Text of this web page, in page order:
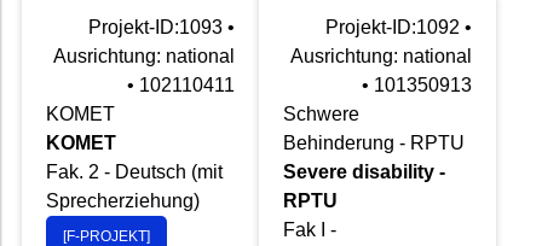
Projekt-ID:1093 •
Ausrichtung: national
• 102110411
KOMET
KOMET
Fak. 2 - Deutsch (mit
Sprecherziehung)
[F-PROJEKT]
Projekt-ID:1092 •
Ausrichtung: national
• 101350913
Schwere
Behinderung - RPTU
Severe disability -
RPTU
Fak I -